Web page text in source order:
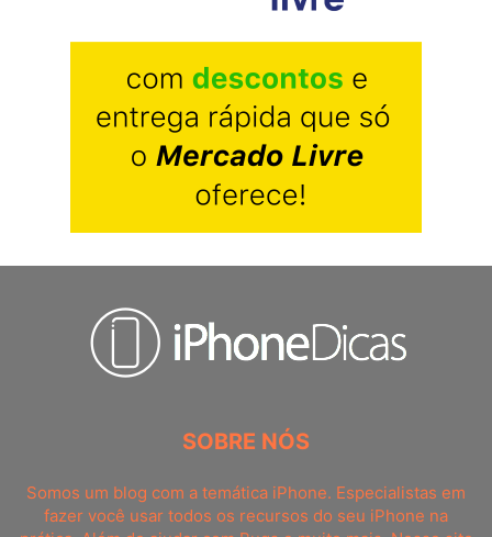
SOBRE NÓS
Somos um blog com a temática iPhone. Especialistas em
fazer você usar todos os recursos do seu iPhone na